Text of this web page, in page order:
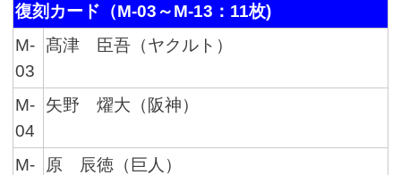
復刻カード（M-03～M-13：11枚)
M-
03
髙津 臣吾（ヤクルト）
M-
04
矢野 燿大（阪神）
M-
原 辰徳（巨人）